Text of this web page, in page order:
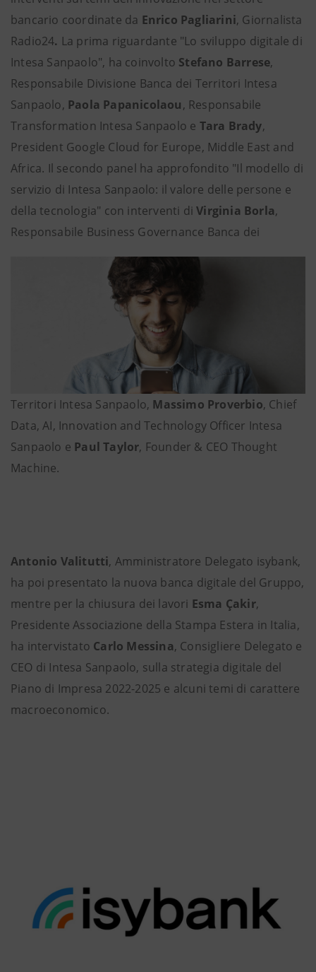
bancario coordinate da Enrico Pagliarini, Giornalista
Radio24. La prima riguardante "Lo sviluppo digitale di
Intesa Sanpaolo", ha coinvolto Stefano Barrese,
Responsabile Divisione Banca dei Territori Intesa
Sanpaolo, Paola Papanicolaou, Responsabile
Transformation Intesa Sanpaolo e Tara Brady,
President Google Cloud for Europe, Middle East and
Africa. Il secondo panel ha approfondito "Il modello di
servizio di Intesa Sanpaolo: il valore delle persone e
della tecnologia" con interventi diVirginia Borla,
Responsabile Business Governance Banca dei
Territori Intesa Sanpaolo, Massimo Proverbio, Chief
Data, AI, Innovation and Technology Officer Intesa
Sanpaolo e Paul Taylor, Founder & CEO Thought
Machine.
Antonio Valitutti, Amministratore Delegato isybank,
ha poi presentato la nuova banca digitale del Gruppo,
mentre per la chiusura dei lavori Esma Çakir,
Presidente Associazione della Stampa Estera in Italia,
ha intervistato Carlo Messina, Consigliere Delegato e
CEO di Intesa Sanpaolo, sulla strategia digitale del
Piano di Impresa 2022-2025 e alcuni temi di carattere
macroeconomico.